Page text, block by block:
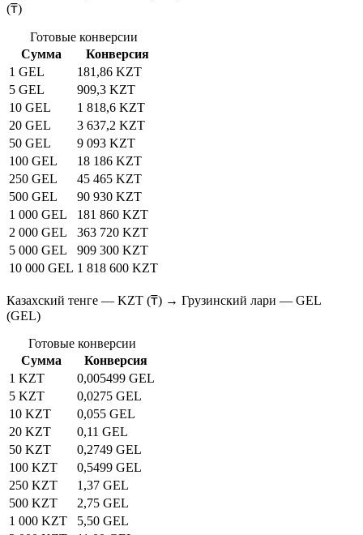
(₸)
Готовые конверсии
Сумма
Конверсия
1 GEL
181,86 KZT
5 GEL
909,3 KZT
10 GEL
1 818,6 KZT
20 GEL
3 637,2 KZT
50 GEL
9 093 KZT
100 GEL
18 186 KZT
250 GEL
45 465 KZT
500 GEL
90 930 KZT
1 000 GEL
181 860 KZT
2 000 GEL
363 720 KZT
5 000 GEL
909 300 KZT
10 000 GEL 1 818 600 KZT
Казахский тенге — KZT (₸) → Грузинский лари — GEL
(GEL)
Готовые конверсии
Сумма
Конверсия
1 KZT
0,005499 GEL
5 KZT
0,0275 GEL
10 KZT
0,055 GEL
20 KZT
0,11 GEL
50 KZT
0,2749 GEL
100 KZT
0,5499 GEL
250 KZT
1,37 GEL
500 KZT
2,75 GEL
1 000 KZT
5,50 GEL